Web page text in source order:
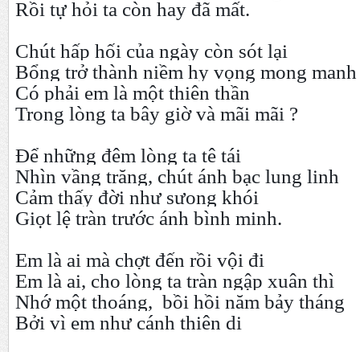
Rồi tự hỏi ta còn hay đã mất.
Chút hấp hối của ngày còn sót lại
Bổng trở thành niềm hy vọng mong manh
Có phải em là một thiên thần
Trong lòng ta bây giờ và mãi mãi ?
Để những đêm lòng ta tê tái
Nhìn vầng trăng, chút ánh bạc lung linh
Cảm thấy đời như sưong khói
Giọt lệ tràn trước ánh bình minh.
Em là ai mà chợt đến rồi vội đi
Em là ai, cho lòng ta tràn ngập xuân thì
Nhớ một thoáng, bồi hồi năm bảy tháng
Bởi vì em như cánh thiên di